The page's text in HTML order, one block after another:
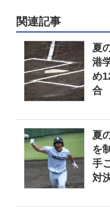
関連記事
夏
港
め
合
夏
を
手
対